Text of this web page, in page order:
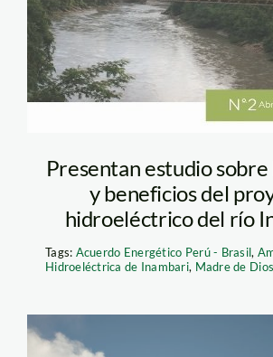
Presentan estudio sobre
y beneficios del
hidroeléctrico del río
Tags: Acuerdo Energético Perú - Brasil,
Hidroeléctrica de Inambari, Madre de